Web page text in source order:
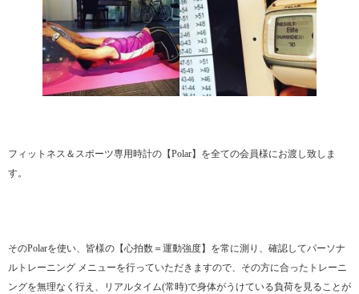
フィットネス＆スポーツ専用時計の【Polar】を全ての会員様にお渡し致しま
す。
そのPolarを使い、皆様の【心拍数＝運動強度】を常に測り、確認してパーソナ
ルトレーニング メニューを行っていただきますので、その方に合ったトレーニ
ングを無理なく行え、リアルタイム(常時)で身体がうけている負荷を見ることが